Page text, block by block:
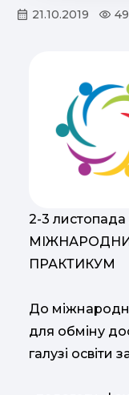
21.10.2019
2-3 листопада
ПРАКТИКУМ
До
для обміну
галузі освіти